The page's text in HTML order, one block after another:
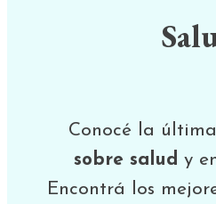
Conocé la última
sobre salud y
Encontrá los